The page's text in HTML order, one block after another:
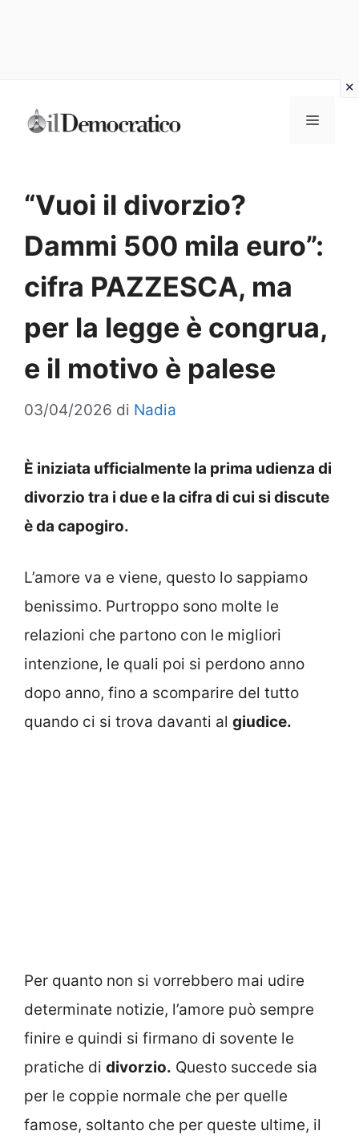
Menu
“Vuoi il divorzio?
Dammi 500 mila euro”:
cifra PAZZESCA, ma
per la legge è congrua,
e il motivo è palese
03/04/2026 di Nadia
È iniziata ufficialmente la prima udienza di
divorzio tra i due e la cifra di cui si discute
è da capogiro.
L’amore va e viene, questo lo sappiamo
benissimo. Purtroppo sono molte le
relazioni che partono con le migliori
intenzione, le quali poi si perdono anno
dopo anno, fino a scomparire del tutto
quando ci si trova davanti al giudice.
Per quanto non si vorrebbero mai udire
determinate notizie, l’amore può sempre
finire e quindi si firmano di sovente le
pratiche di divorzio. Questo succede sia
per le coppie normale che per quelle
famose, soltanto che per queste ultime, il